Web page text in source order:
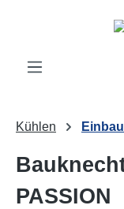
Zum Hauptinhalt
Kühlen
PASSION